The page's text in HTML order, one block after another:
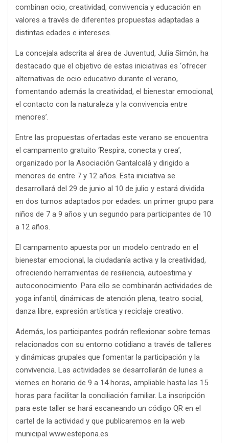
combinan ocio, creatividad, convivencia y educación en
valores a través de diferentes propuestas adaptadas a
distintas edades e intereses.
La concejala adscrita al área de Juventud, Julia Simón, ha
destacado que el objetivo de estas iniciativas es ‘ofrecer
alternativas de ocio educativo durante el verano,
fomentando además la creatividad, el bienestar emocional,
el contacto con la naturaleza y la convivencia entre
menores’.
Entre las propuestas ofertadas este verano se encuentra
el campamento gratuito ‘Respira, conecta y crea’,
organizado por la Asociación Gantalcalá y dirigido a
menores de entre 7 y 12 años. Esta iniciativa se
desarrollará del 29 de junio al 10 de julio y estará dividida
en dos turnos adaptados por edades: un primer grupo para
niños de 7 a 9 años y un segundo para participantes de 10
a 12 años.
El campamento apuesta por un modelo centrado en el
bienestar emocional, la ciudadanía activa y la creatividad,
ofreciendo herramientas de resiliencia, autoestima y
autoconocimiento. Para ello se combinarán actividades de
yoga infantil, dinámicas de atención plena, teatro social,
danza libre, expresión artística y reciclaje creativo.
Además, los participantes podrán reflexionar sobre temas
relacionados con su entorno cotidiano a través de talleres
y dinámicas grupales que fomentar la participación y la
convivencia. Las actividades se desarrollarán de lunes a
viernes en horario de 9 a 14 horas, ampliable hasta las 15
horas para facilitar la conciliación familiar. La inscripción
para este taller se hará escaneando un código QR en el
cartel de la actividad y que publicaremos en la web
municipal www.estepona.es